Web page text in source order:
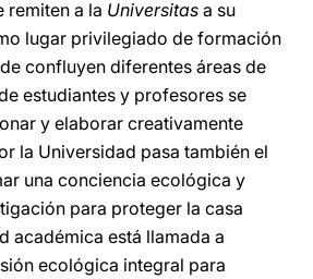
remiten a la Universitas a su
lugar privilegiado de formación
confluyen diferentes áreas de
estudiantes y profesores se
y elaborar creativamente
la Universidad pasa también el
una conciencia ecológica y
para proteger la casa
académica está llamada a
ecológica integral para